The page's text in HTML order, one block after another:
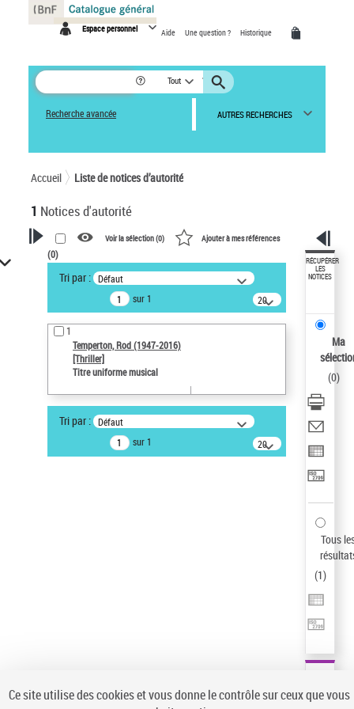
Espace personnel Aide Une question ? Historique
Tout
Recherche avancée AUTRES RECHERCHES
Accueil Liste de notices d’autorité
1 Notices d'autorité
VOTRE RECHERCHE
Recherche avancée dans les
notices d’autorité
Œuvres liées à l'auteur :
Temperton, Rod (1947-2016)
Sauvegarder votre recherche
AFFINER
Type de notice d'autorité
Voir la sélection (0) Ajouter à mes références
(0)
Tri par : Défaut
sur 1
20
résultats/page
1
Temperton, Rod (1947-2016)
[Thriller]
Titre uniforme musical
Tri par : Défaut
sur 1
20
résultats/page
RÉCUPÉRER
LES
NOTICES
Ma
(0)
Tous
(1)
Panneau de gestion des cookies
Ce site utilise des cookies et vous donne le contrôle sur ceux que vous